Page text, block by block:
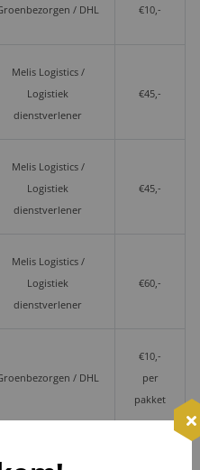
/ DHL €10,-
Melis Logistics /
Logistiek
dienstverlener
€45,-
Melis Logistics /
Logistiek
dienstverlener
€45,-
Melis Logistics /
Logistiek
dienstverlener
€60,-
/ DHL
€10,-
per
pakket
pakketdienst, maar bieden u de
i.v.m. veiligheid en zekerheid.